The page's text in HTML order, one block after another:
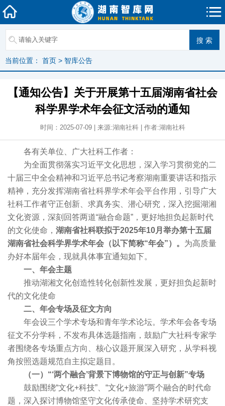
当前位置： 首页 > 智库公告
【通知公告】关于开展第十五届湖南省社会
科学界学术年会征文活动的通知
时间：2025-07-09 | 来源:湖南社科 | 作者:湖南社科
各有关单位、广大社科工作者：
为全面贯彻落实习近平文化思想，深入学习贯彻党的二
十届三中全会精神和习近平总书记考察湖南重要讲话和指示
精神，充分发挥湖南省社科界学术年会平台作用，引导广大
社科工作者守正创新、求真务实、潜心研究，深入挖掘湖湘
文化资源，深刻回答两道“融合命题”，更好地担负起新时代
的文化使命， 湖南省社科联拟于2025年10月举办第十五届
湖南省社会科学界学术年会（以下简称“年会”）。 为高质量
办好本届年会，现就具体事宜通知如下。
一、年会主题
推动湖湘文化创造性转化创新性发展，更好担负起新时
代的文化使命
二、年会专场及征文方向
年会设三个学术专场和青年学术论坛。学术年会各专场
征文不分学科，不发布具体选题指南，鼓励广大社科专家学
者围绕各专场重点方向、核心议题开展深入研究，从学科视
角按照选题规范自主拟定题目。
（一）“‘两个融合’背景下博物馆的守正与创新”专场
鼓励围绕“文化+科技”、“文化+旅游”两个融合的时代命
题，深入探讨博物馆坚守文化传承使命、坚持学术研究支